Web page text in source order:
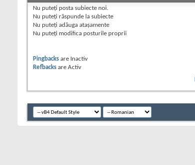
Nu puteţi posta subiecte noi.
Nu puteţi răspunde la subiecte
Nu puteţi adăuga ataşamente
Nu puteţi modifica posturile proprii
Pingbacks are Inactiv
Refbacks are Activ